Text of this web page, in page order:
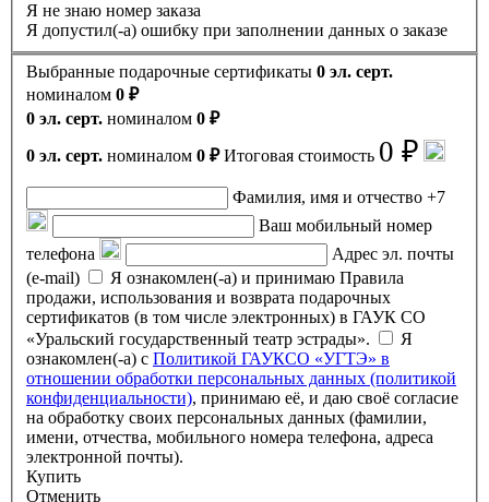
Я не знаю номер заказа
Я допустил(-а) ошибку при заполнении данных о заказе
Выбранные подарочные сертификаты 0 эл. серт.
номиналом 0 ₽
0 эл. серт. номиналом 0 ₽
0 эл. серт. номиналом 0 ₽ Итоговая стоимость 0 ₽
Фамилия, имя и отчество +7
Ваш мобильный номер
телефона
Адрес эл. почты
(e-mail)
Я ознакомлен(-а) и принимаю Правила
продажи, использования и возврата подарочных
сертификатов (в том числе электронных) в ГАУК СО
«Уральский государственный театр эстрады».
Я
ознакомлен(-а) с Политикой ГАУКСО «УГТЭ» в
отношении обработки персональных данных (политикой
конфиденциальности), принимаю её, и даю своё согласие
на обработку своих персональных данных (фамилии,
имени, отчества, мобильного номера телефона, адреса
электронной почты).
Купить
Отменить